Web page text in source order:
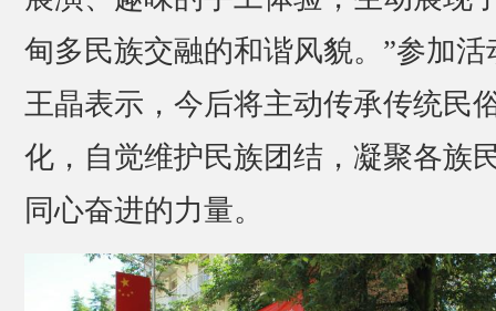
甸多民族交融的和谐风貌。”参加活
王晶表示，今后将主动传承传统民
化，自觉维护民族团结，凝聚各族
同心奋进的力量。